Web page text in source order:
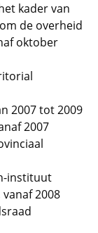
kader van
de overheid
oktober
2007 tot 2009
2007
instituut
2008